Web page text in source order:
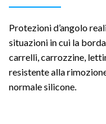
Protezioni d’angolo
situazioni in cui la
carrelli, carrozzine,
resistente alla
normale silicone.
L | Larg. int
S | Spessore